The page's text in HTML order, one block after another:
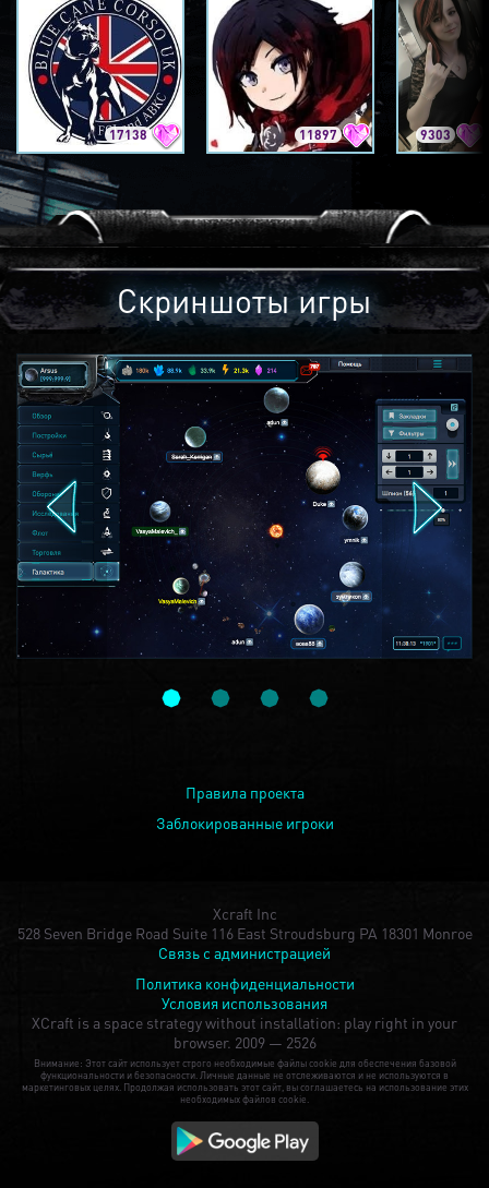
17138 11897 9303
Скриншоты игры
Правила проекта
Заблокированные игроки
Xcraft Inc
528 Seven Bridge Road Suite 116 East Stroudsburg PA 18301 Monroe
Связь с администрацией
Политика конфиденциальности
Условия использования
XCraft is a space strategy without installation: play right in your
browser. 2009 — 2526
Внимание: Этот сайт использует строго необходимые файлы cookie для обеспечения базовой
функциональности и безопасности. Личные данные не отслеживаются и не используются в
маркетинговых целях. Продолжая использовать этот сайт, вы соглашаетесь на использование этих
необходимых файлов cookie.